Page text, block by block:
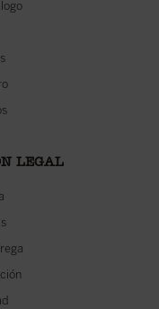
LEGAL